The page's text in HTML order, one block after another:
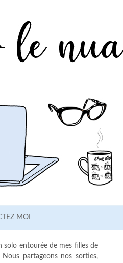
MOI
solo entourée de mes filles de
partageons nos sorties,